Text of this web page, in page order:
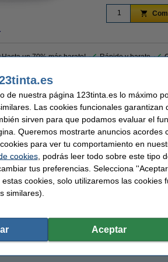
un 70% más barato! Rápido y barato
compatibles con la marca 2093092 de 123tinta
pegar las etiquetas en sobres grandes,
con el logotipo o un nombre, un cargo y el
6 rollos de etiquetas de envío y
del 100%. 1-2-3 ¡sin preocupaciones!
de nuestra página 123tinta.es lo máximo
Las cookies funcionales garantizan
sirven para que podamos evaluar el
Queremos mostrarte anuncios acordes
para ver tu comportamiento en
cookies, podrás leer todo sobre este tipo
tus preferencias. Selecciona
cookies, solo utilizaremos las cookies
similares).
Aceptar